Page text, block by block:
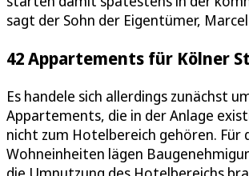
sagt der Sohn der Eigentümer,
42 Appartements für Kölner
Es handele sich allerdings zunächst
Appartements, die in der Anlage
nicht zum Hotelbereich gehören. Für
Wohneinheiten lägen